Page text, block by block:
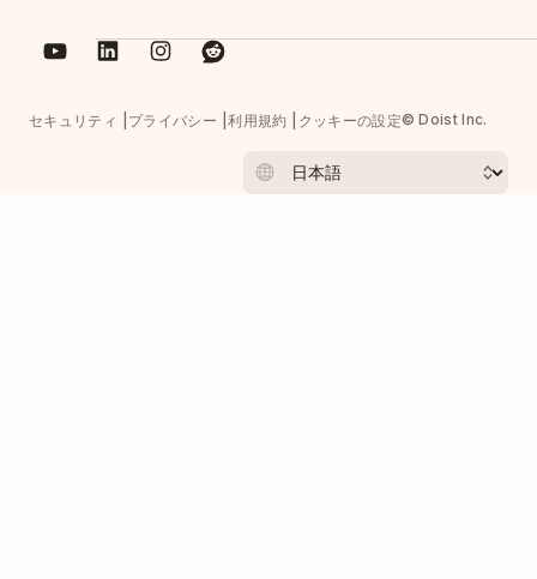
セキュリティ プライバシー 利用規約 クッキーの設定© Doist Inc.